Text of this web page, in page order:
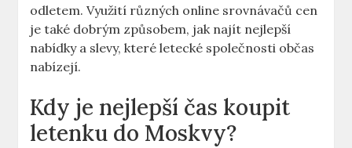
odletem. Využití různých online srovnávačů cen
je také dobrým způsobem, jak najít nejlepší
nabídky a slevy, které letecké společnosti občas
nabízejí.
Kdy je nejlepší čas koupit
letenku do Moskvy?